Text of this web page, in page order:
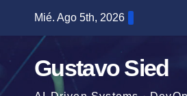
contenido
Mié. Ago 5th, 2026
Gustavo Sied